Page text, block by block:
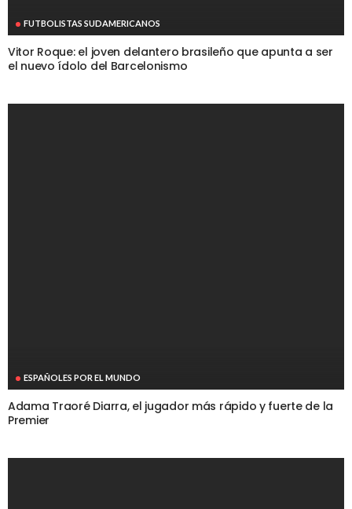
FUTBOLISTAS SUDAMERICANOS
Vitor Roque: el joven delantero brasileño que apunta a ser
el nuevo ídolo del Barcelonismo
ESPAÑOLES POR EL MUNDO
Adama Traoré Diarra, el jugador más rápido y fuerte de la
Premier